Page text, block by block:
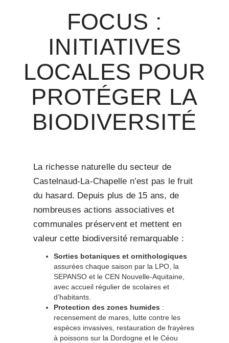
FOCUS :
INITIATIVES
LOCALES POUR
PROTÉGER LA
BIODIVERSITÉ
La richesse naturelle du secteur de
Castelnaud-La-Chapelle n’est pas le fruit
du hasard. Depuis plus de 15 ans, de
nombreuses actions associatives et
communales préservent et mettent en
valeur cette biodiversité remarquable :
Sorties botaniques et ornithologiques
assurées chaque saison par la LPO, la
SEPANSO et le CEN Nouvelle-Aquitaine,
avec accueil régulier de scolaires et
d’habitants.
Protection des zones humides :
recensement de mares, lutte contre les
espèces invasives, restauration de frayères
à poissons sur la Dordogne et le Céou